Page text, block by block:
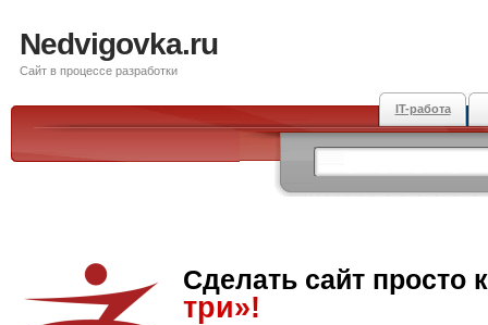
Nedvigovka.ru
Сайт в процессе разработки
IT-работа
Сделать сайт просто
три»!